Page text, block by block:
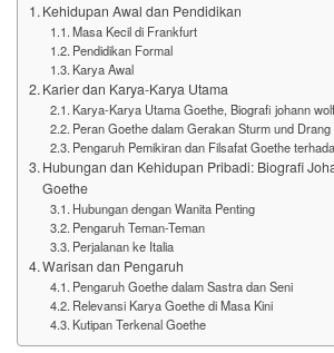
Kehidupan Awal dan Pendidikan
Masa Kecil di Frankfurt
Pendidikan Formal
Karya Awal
Karier dan Karya-Karya Utama
Karya-Karya Utama Goethe, Biografi johann
Peran Goethe dalam Gerakan Sturm und Drang
Pengaruh Pemikiran dan Filsafat Goethe
Hubungan dan Kehidupan Pribadi: Biografi
Goethe
Hubungan dengan Wanita Penting
Pengaruh Teman-Teman
Perjalanan ke Italia
Warisan dan Pengaruh
Pengaruh Goethe dalam Sastra dan Seni
Relevansi Karya Goethe di Masa Kini
Kutipan Terkenal Goethe